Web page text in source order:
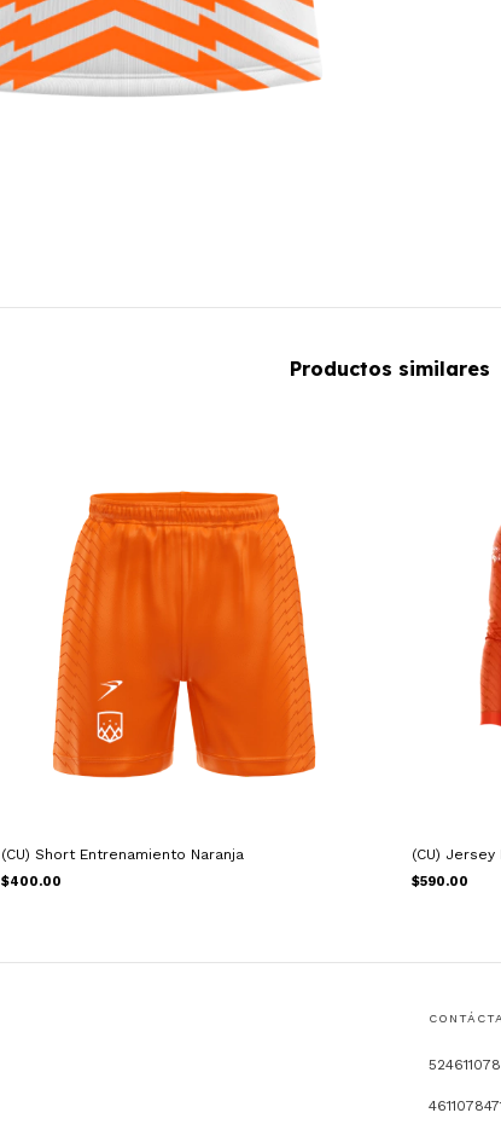
Productos similares
(CU) Short Entrenamiento Naranja
$400.00
(CU) Jersey
$590.00